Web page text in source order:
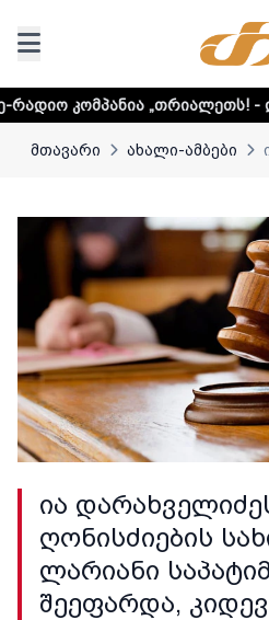
„თრიალეთს! - დეტალური
მთავარი ახალი-ამბები
ია
ღონისძიების
ლარიანი
შეეფარდა,